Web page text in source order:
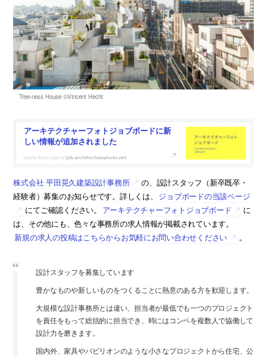
アーキテクチャーフォトジョブボードに新
しい情報が追加されました
job.architecturephoto.net
株式会社 平田晃久建築設計事務所
の、設計スタッフ（新卒既卒・
経験者）募集のお知らせです。詳しくは、
ジョブボードの当該ページ
にてご確認ください。
アーキテクチャーフォトジョブボード
に
は、その他にも、色々な事務所の求人情報が掲載されています。
新規の求人の投稿はこちらからお気軽にお問い合わせください
。
設計スタッフを募集しています
豊かなものや新しいものをつくることに熱意のある方を歓迎します。
大規模な設計事務所とは違い、担当者が最低でも一つのプロジェクト
を責任をもって総括的に担当でき、時にはコンペを複数人で協働して
設計力を磨きます。
国内外、家具やパビリオンのような小さなプロジェクトから住宅、公